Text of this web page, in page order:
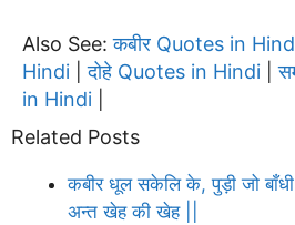
Also See:कबीर Quotes in
Hindi |दोहे Quotes in Hindi |
in Hindi
Related Posts
कबीर धूल सकेलि के, पुड़ी जो
अन्त खेह की खेह ||